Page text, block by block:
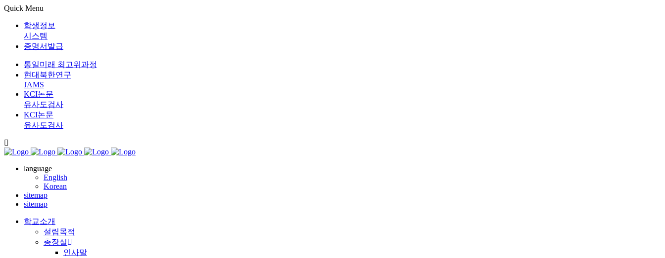
Quick Menu
학생정보
시스템
증명서발급
통일미래 최고위과정
현대북한연구
JAMS
KCI논문
유사도검사
KCI논문
유사도검사
language
English
Korean
sitemap
sitemap
학교소개
설립목적
총장실
인사말